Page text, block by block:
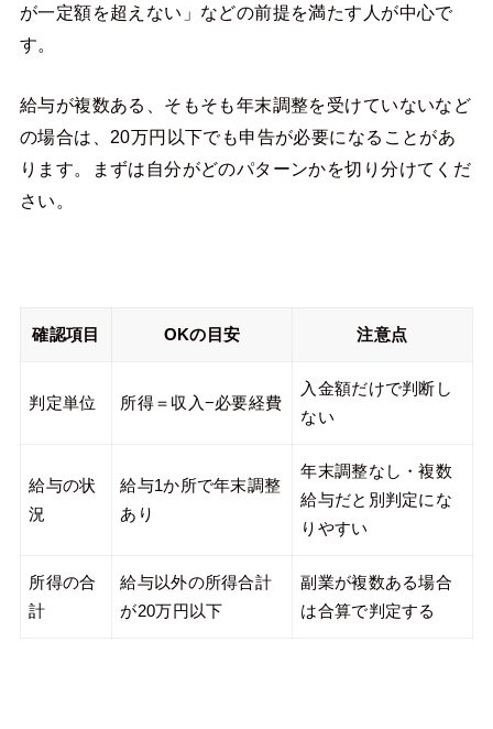
が一定額を超えない」などの前提を満たす人が中心で
す。
給与が複数ある、そもそも年末調整を受けていないなど
の場合は、20万円以下でも申告が必要になることがあ
ります。まずは自分がどのパターンかを切り分けてくだ
さい。
確認項目 OKの目安 注意点
判定単位 所得＝収入−必要経費
入金額だけで判断し
ない
給与の状
況
給与1か所で年末調整
あり
年末調整なし・複数
給与だと別判定にな
りやすい
所得の合
計
給与以外の所得合計
が20万円以下
副業が複数ある場合
は合算で判定する